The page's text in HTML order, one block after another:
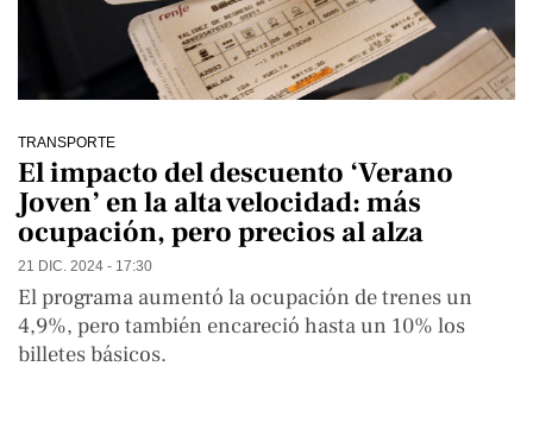
TRANSPORTE
El impacto del descuento ‘Verano
Joven’ en la alta velocidad: más
ocupación, pero precios al alza
21 DIC. 2024 - 17:30
El programa aumentó la ocupación de trenes un
4,9%, pero también encareció hasta un 10% los
billetes básicos.